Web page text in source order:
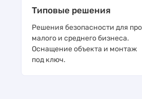
Типовые решения
Решения безопасности для
малого и среднего бизнеса.
Оснащение объекта и монтаж
под ключ.